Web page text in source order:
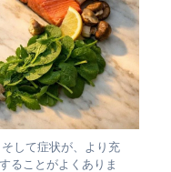
して症状が、より充
ることがよくありま